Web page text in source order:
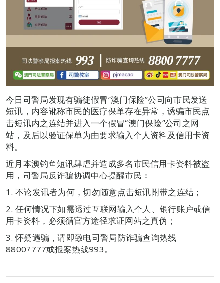
今日司警局发现有骗徒假冒“澳门保险”公司向市民发送
短讯，内容讹称市民的医疗保单存在异常，诱骗市民点
击短讯内之连结并进入一个假冒“澳门保险”公司之网
站，及后以验证保单为由要求输入个人资料及信用卡资
料。
近月本澳钓鱼短讯肆虐并造成多名市民信用卡资料被盗
用，司警局反诈骗协调中心提醒市民：
1. 不论发讯者为何，切勿随意点击短讯附带之连结；
2. 任何情况下如需透过互联网输入个人、银行账户或信
用卡资料，必须循官方途径求证网站之真伪；
3. 怀疑遇骗，请即致电司警局防诈骗查询热线
88007777或报案热线993。